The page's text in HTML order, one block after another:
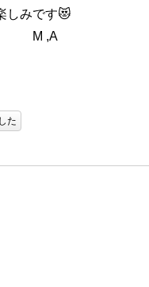
しみです😻
た